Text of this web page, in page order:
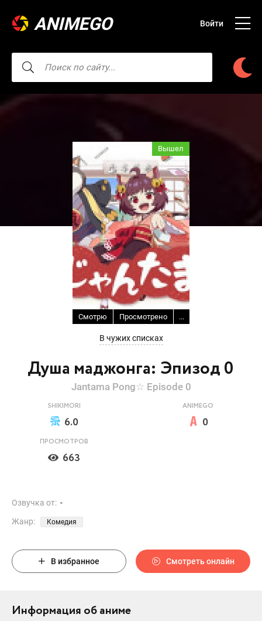
ANIMEGO Войти
Душа маджонга: Эпизод 0
Вышел
Смотрю Просмотрено ...
В чужих списках
Jantama Pong☆ Episode 0
SHIKIMORI
6.0
ANIMEGO
0
ПРОСМОТРОВ
663
Озвучка от: -
Жанр:
Комедия
В избранное Смотреть онлайн
Информация об аниме